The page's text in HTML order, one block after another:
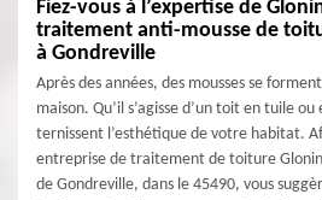
Fiez-vous à l’expertise de
traitement anti-mousse de
à Gondreville
Après des années, des mousses se
maison. Qu’il s’agisse d’un toit en tuile
ternissent l’esthétique de votre habitat.
entreprise de traitement de toiture
de Gondreville, dans le 45490, vous